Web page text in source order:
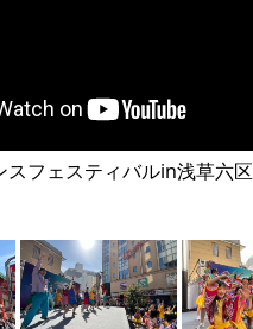
スフェスティバルin浅草六区